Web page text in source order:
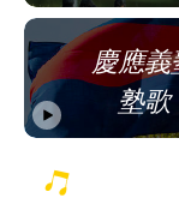
慶應義
塾歌